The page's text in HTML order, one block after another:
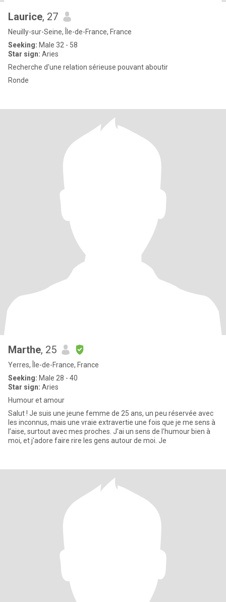
Laurice, 27
Neuilly-sur-Seine, Île-de-France, France
Seeking: Male 32 - 58
Star sign: Aries
Recherche d'une relation sérieuse pouvant aboutir
Ronde
Marthe, 25
Yerres, Île-de-France, France
Seeking: Male 28 - 40
Star sign: Aries
Humour et amour
Salut ! Je suis une jeune femme de 25 ans, un peu réservée avec
les inconnus, mais une vraie extravertie une fois que je me sens à
l’aise, surtout avec mes proches. J'ai un sens de l'humour bien à
moi, et j'adore faire rire les gens autour de moi. Je